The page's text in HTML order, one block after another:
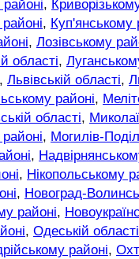
,
, Куп'янському
, Лозівському
області,
, Львівській області,
районі,
області,
, Могилів-
,
, Нікопольському
, Новоград-
районі,
, Одеській області
районі,